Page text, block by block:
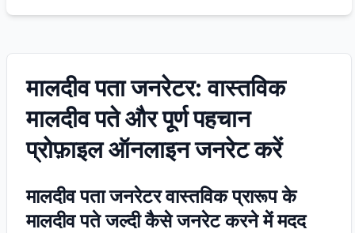
मालदीव पता जनरेटर: वास्तविक
मालदीव पते और पूर्ण पहचान
प्रोफ़ाइल ऑनलाइन जनरेट करें
मालदीव पता जनरेटर वास्तविक प्रारूप के
मालदीव पते जल्दी कैसे जनरेट करने में मदद